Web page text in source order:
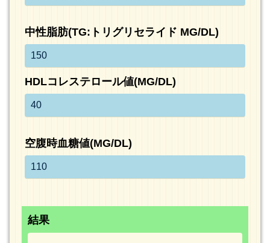
中性脂肪(TG:トリグリセライド MG/DL)
HDLコレステロール値(MG/DL)
空腹時血糖値(MG/DL)
結果